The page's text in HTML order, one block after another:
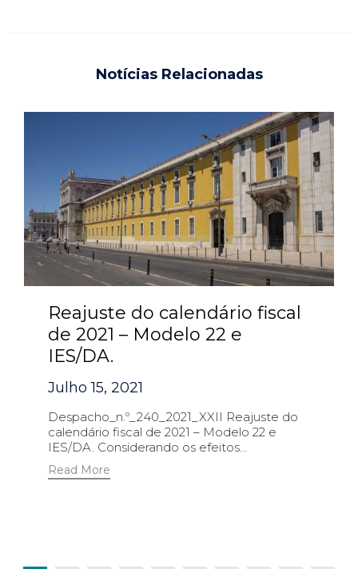
Notícias Relacionadas
Reajuste do calendário fiscal
de 2021 – Modelo 22 e
IES/DA.
Julho 15, 2021
Despacho_n.º_240_2021_XXII Reajuste do
calendário fiscal de 2021 – Modelo 22 e
IES/DA. Considerando os efeitos...
Read More